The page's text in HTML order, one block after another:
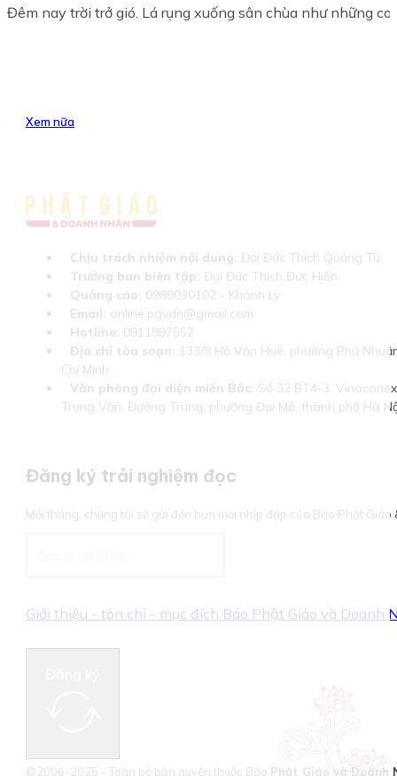
Đêm nay trời trở gió. Lá rụng xuống sân chùa như những
Xem nữa
Chịu trách nhiệm nội dung: Đại Đức Thích Quảng Tú
Trưởng ban biên tập: Đại Đức Thích Đức Hiển
Quảng cáo: 0989030102 - Khánh Ly
Email: online.pgvdn@gmail.com
Hotline: 0911997552
Địa chỉ tòa soạn: 133/8 Hồ Văn Huê, phường Phú
Chí Minh
Văn phòng đại diện miền Bắc: Số 32 BT4-3,
Trung Văn, Đường Trung, phường Đại Mỗ, thành phố Hà
Đăng ký trải nghiệm đọc
Mỗi tháng, chúng tôi sẽ gửi đến bạn mọi nhịp đập của Báo Phật Giáo
Giới thiệu - tôn chỉ - mục đích Báo Phật Giáo và Doanh
©2006-2025 - Toàn bộ bản quyền thuộc Báo Phật Giáo và Doanh